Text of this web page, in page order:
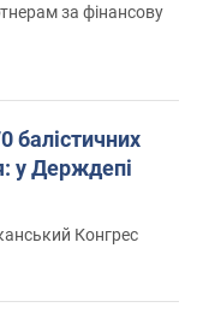
за фінансову
балістичних
у Держдепі
Конгрес